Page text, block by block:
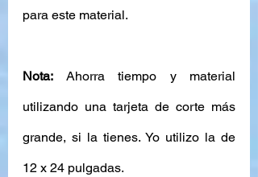
para este material.
Nota: Ahorra tiempo y material
utilizando una tarjeta de corte más
grande, si la tienes. Yo utilizo la de
12 x 24 pulgadas.